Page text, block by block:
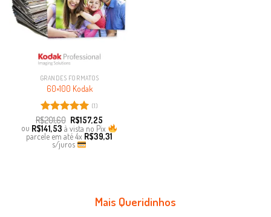
GRANDES FORMATOS
60×100 Kodak
Avaliação
5.00de 5
(1)
R$201,60 R$157,25
ou R$141,53 à vista no Pix
parcele em até4x R$39,31
s/juros
Mais Queridinhos